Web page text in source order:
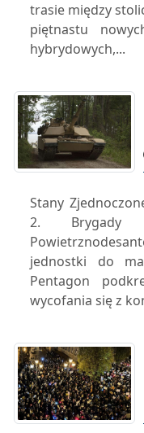
trasie między
piętnastu
hybrydowych,...
Stany
2. Brygady
jednostki do
Pentagon
wycofania się z